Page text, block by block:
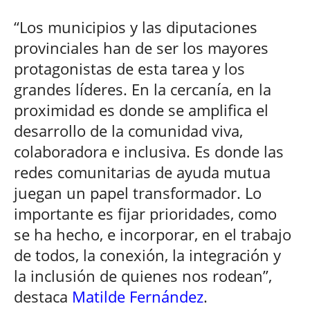
“Los municipios y las diputaciones
provinciales han de ser los mayores
protagonistas de esta tarea y los
grandes líderes. En la cercanía, en la
proximidad es donde se amplifica el
desarrollo de la comunidad viva,
colaboradora e inclusiva. Es donde las
redes comunitarias de ayuda mutua
juegan un papel transformador. Lo
importante es fijar prioridades, como
se ha hecho, e incorporar, en el trabajo
de todos, la conexión, la integración y
la inclusión de quienes nos rodean”,
destaca Matilde Fernández.